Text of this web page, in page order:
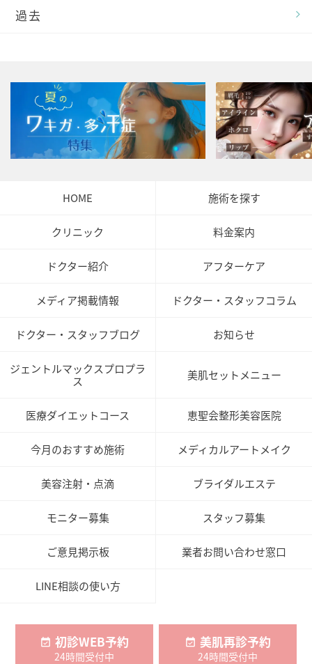
過去
HOME 施術を探す
クリニック 料金案内
ドクター紹介 アフターケア
メディア掲載情報 ドクター・スタッフコラム
ドクター・スタッフブログ お知らせ
ジェントルマックスプロプラ
ス
美肌セットメニュー
医療ダイエットコース 恵聖会整形美容医院
今月のおすすめ施術 メディカルアートメイク
美容注射・点滴 ブライダルエステ
モニター募集 スタッフ募集
ご意見掲示板 業者お問い合わせ窓口
LINE相談の使い方
初診WEB予約
24時間受付中
美肌再診予約
24時間受付中